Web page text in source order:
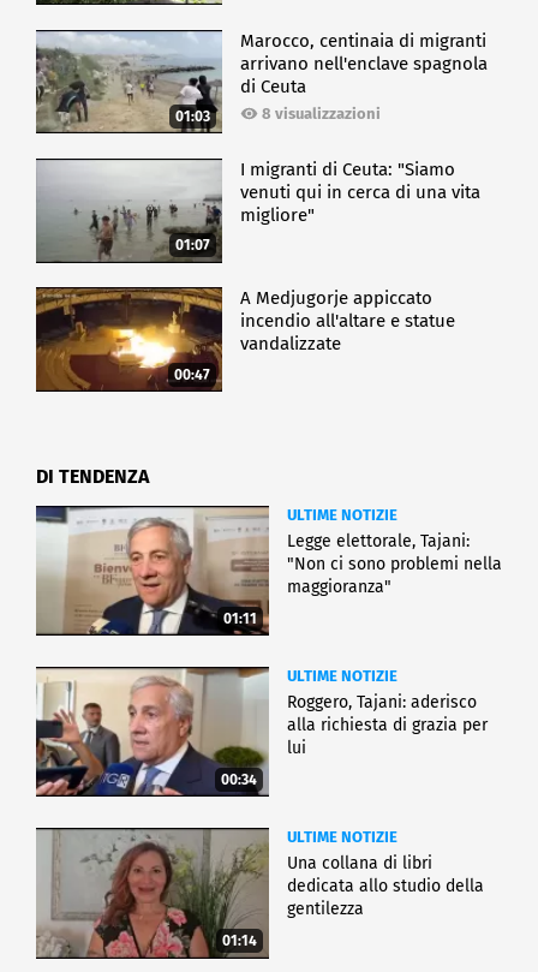
01:03
Marocco, centinaia di migranti
arrivano nell'enclave spagnola
di Ceuta
8 visualizzazioni
01:07
I migranti di Ceuta: "Siamo
venuti qui in cerca di una vita
migliore"
00:47
A Medjugorje appiccato
incendio all'altare e statue
vandalizzate
DI TENDENZA
01:11
ULTIME NOTIZIE
Legge elettorale, Tajani:
"Non ci sono problemi nella
maggioranza"
00:34
ULTIME NOTIZIE
Roggero, Tajani: aderisco
alla richiesta di grazia per
lui
01:14
ULTIME NOTIZIE
Una collana di libri
dedicata allo studio della
gentilezza